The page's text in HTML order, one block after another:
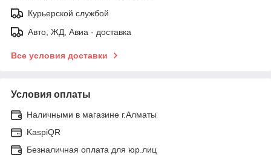
Курьерской службой
Авто, ЖД, Авиа - доставка
Все условия доставки
Условия оплаты
Наличными в магазине г.Алматы
KaspiQR
Безналичная оплата для юр.лиц